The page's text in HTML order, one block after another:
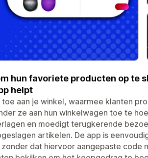
hun favoriete producten op te
helpt
aan je winkel, waarmee klanten
ze aan hun winkelwagen toe te
en moedigt terugkerende
artikelen. De app is
dat hiervoor aangepaste code